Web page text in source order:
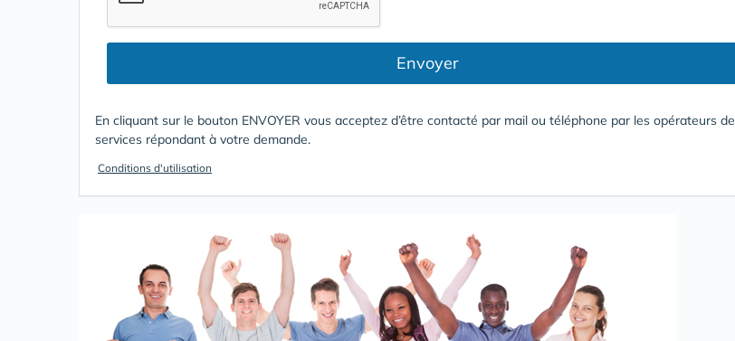
Envoyer
En cliquant sur le bouton ENVOYER vous acceptez d’être contacté par mail ou téléphone par les opérateurs de
services répondant à votre demande.
Conditions d'utilisation